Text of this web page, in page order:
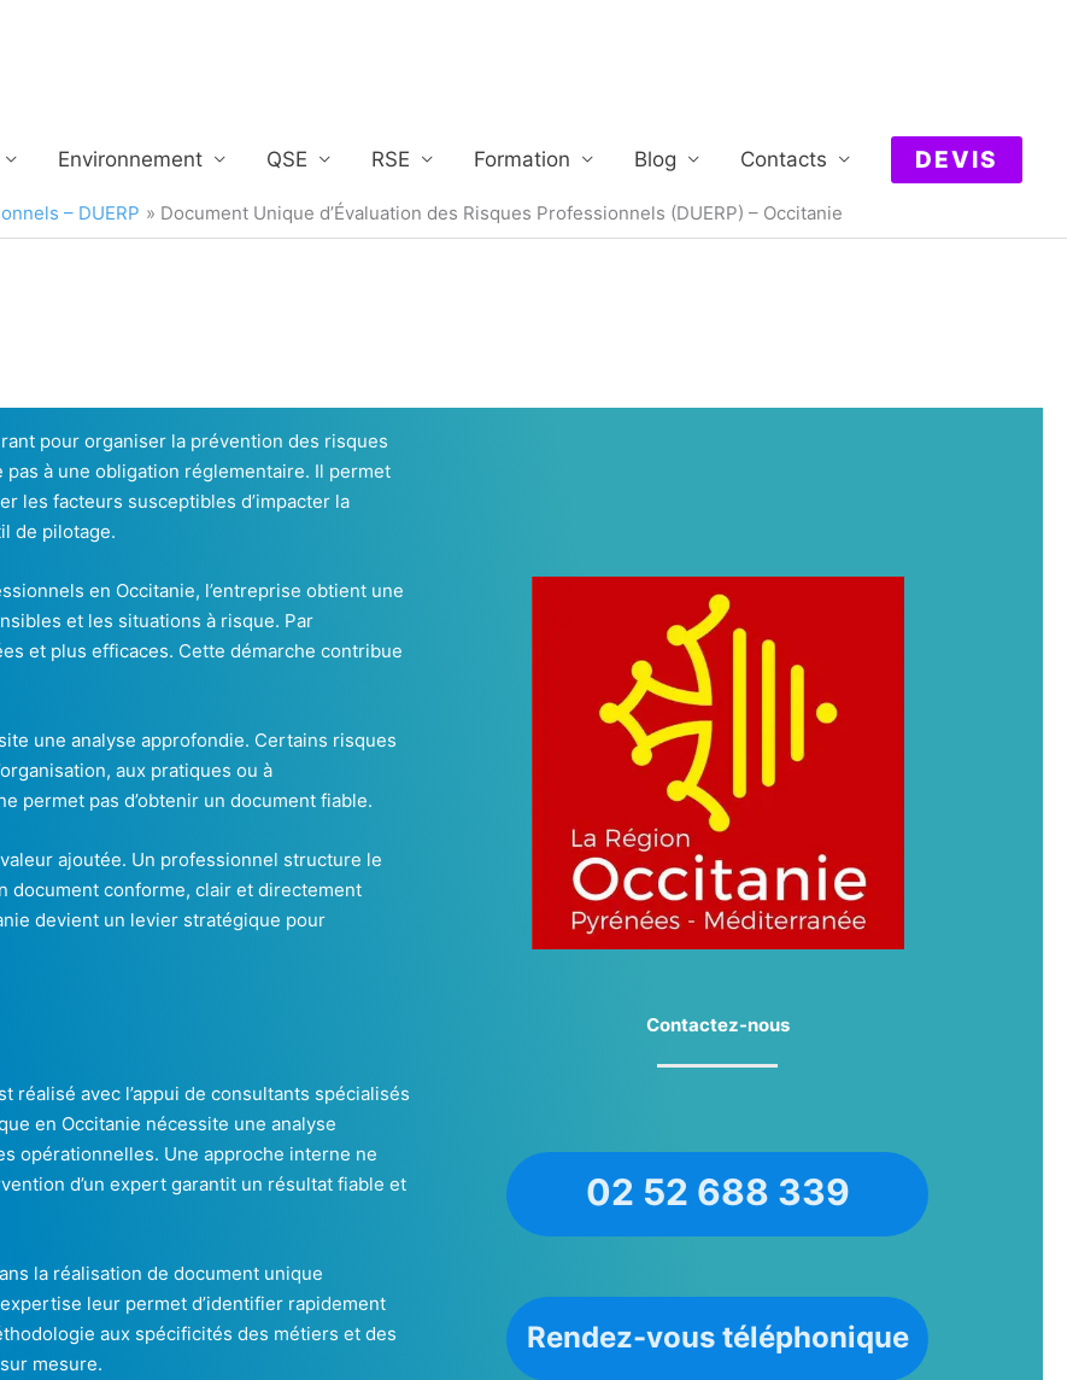
Environnement QSE RSE Formation Blog Contacts DEVIS
– DUERP Document Unique d’Évaluation des Risques Professionnels (DUERP) – Occitanie
pour organiser la prévention des risques
à une obligation réglementaire. Il permet
les facteurs susceptibles d’impacter la
de pilotage.
en Occitanie, l’entreprise obtient une
et les situations à risque. Par
et plus efficaces. Cette démarche contribue
une analyse approfondie. Certains risques
aux pratiques ou à
permet pas d’obtenir un document fiable.
ajoutée. Un professionnel structure le
document conforme, clair et directement
devient un levier stratégique pour
réalisé avec l’appui de consultants spécialisés
en Occitanie nécessite une analyse
opérationnelles. Une approche interne ne
d’un expert garantit un résultat fiable et
la réalisation de document unique
leur permet d’identifier rapidement
aux spécificités des métiers et des
mesure.
Contactez-nous
02 52 688 339
Rendez-vous téléphonique